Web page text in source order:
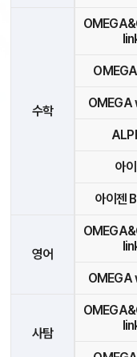
수학
아
아이젠
영어
사탐